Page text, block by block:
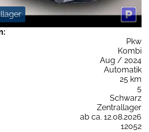
Pkw
Kombi
Aug / 2024
Automatik
25 km
5
Schwarz
Zentrallager
ab ca. 12.08.2026
12052